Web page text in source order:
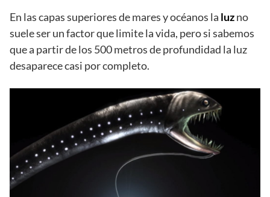
En las capas superiores de mares y océanos la luzno
suele ser un factor que limite la vida, pero si sabemos
que a partir de los 500 metros de profundidad la luz
desaparece casi por completo.